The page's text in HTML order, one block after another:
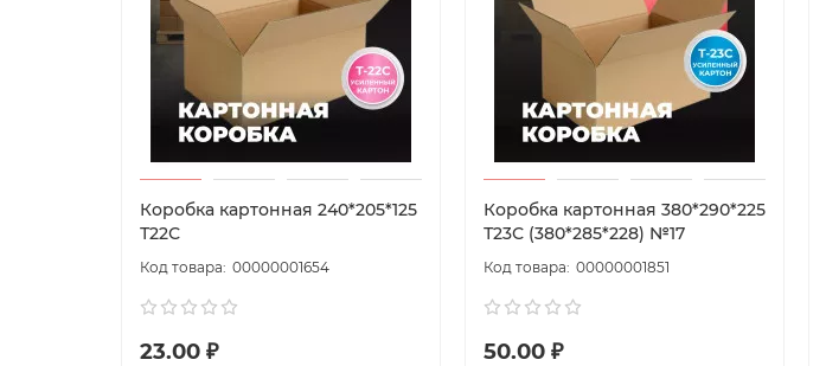
Коробка картонная 240*205*125
Т22С
00000001654
23.00 ₽
Коробка картонная 380*290*225
Т23С (380*285*228) №17
00000001851
50.00 ₽